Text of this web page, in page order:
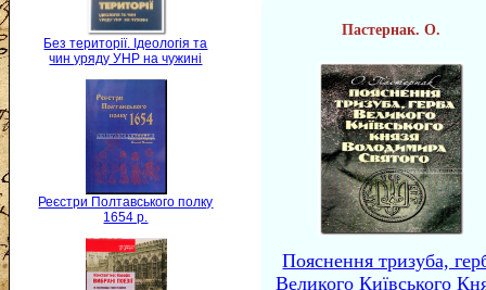
Без території. Ідеологія та
чин уряду УНР на чужині
Реєстри Полтавського полку
1654 р.
Пастернак. О.
Пояснення тризуба,
Великого Київського